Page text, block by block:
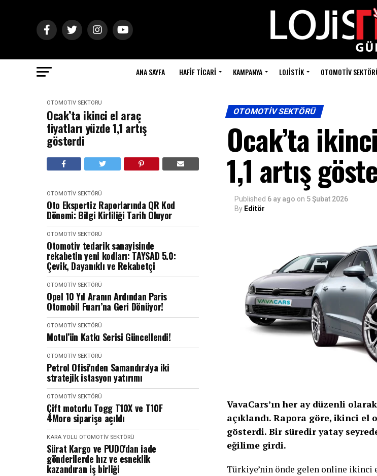
ANA SAYFA HAFIF TICARI KAMPANYA LOJISTIK OTOMOTIV
OTOMOTIV SEKTÖRÜ
Ocak’ta ikinci el araç
fiyatları yüzde 1,1 artış
gösterdi
OTOMOTIV SEKTÖRÜ
Oto Ekspertiz Raporlarında QR Kod
Dönemi: Bilgi Kirliliği Tarih Oluyor
OTOMOTIV SEKTÖRÜ
Otomotiv tedarik sanayisinde
rekabetin yeni kodları: TAYSAD 5.0:
Çevik, Dayanıklı ve Rekabetçi
OTOMOTIV SEKTÖRÜ
Opel 10 Yıl Aranın Ardından Paris
Otomobil Fuarı’na Geri Dönüyor!
OTOMOTIV SEKTÖRÜ
Motul’ün Katkı Serisi Güncellendi!
OTOMOTIV SEKTÖRÜ
Petrol Ofisi'nden Samandıra'ya iki
stratejik istasyon yatırımı
OTOMOTIV SEKTÖRÜ
Çift motorlu Togg T10X ve T10F
4More siparişe açıldı
KARA YOLU OTOMOTIV SEKTÖRÜ
Sürat Kargo ve PUDO'dan iade
gönderilerde hız ve esneklik
kazandıran iş birliği
OTOMOTIV SEKTÖRÜ
Ocak’ta
1,1 artış
Published 6 ay ago on 5 Şubat 2026
By Editör
VavaCars’ın her ay düzenli
açıklandı. Rapora göre, ikinci el
gösterdi. Bir süredir yatay
eğilime girdi.
Türkiye’nin önde gelen online ikinci